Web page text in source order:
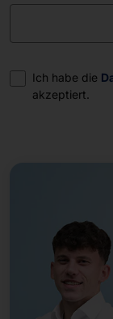
Einwilligung
Ich habe die
akzeptiert.